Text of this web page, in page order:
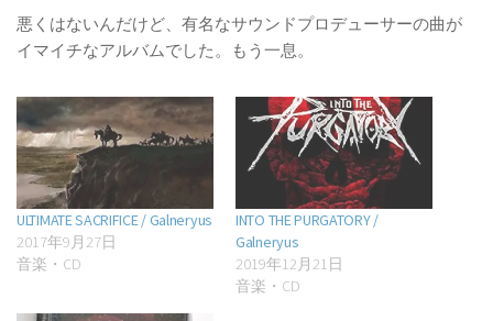
悪くはないんだけど、有名なサウンドプロデューサーの曲が
イマイチなアルバムでした。もう一息。
ULTIMATE SACRIFICE / Galneryus
2017年9月27日
音楽・CD
INTO THE PURGATORY /
Galneryus
2019年12月21日
音楽・CD